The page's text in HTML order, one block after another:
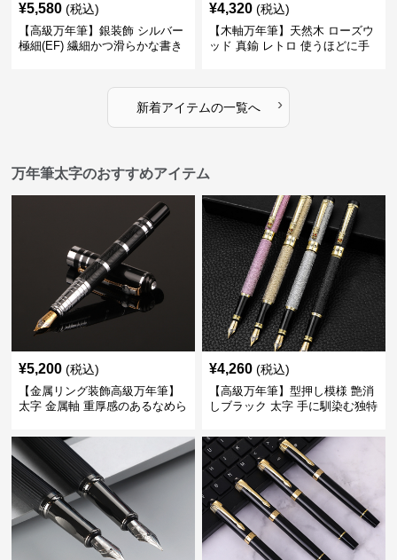
¥5,580 (税込)
【高級万年筆】銀装飾 シルバー
極細(EF) 繊細かつ滑らかな書き
¥4,320 (税込)
【木軸万年筆】天然木 ローズウ
ッド 真鍮 レトロ 使うほどに手
新着アイテムの一覧へ ›
万年筆太字のおすすめアイテム
¥5,200 (税込)
【金属リング装飾高級万年筆】
太字 金属軸 重厚感のあるなめら
きに最適
¥4,260 (税込)
【高級万年筆】型押し模様 艶消
しブラック 太字 手に馴染む独特
くい